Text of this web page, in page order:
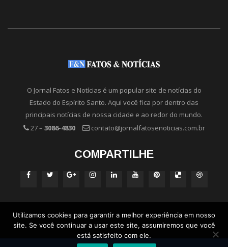
O Jornal Fatos e Notícias é um popular site de notícias do
Estado do Espírito Santo. Aqui você fica por dentro das
principais notícias de nossa cidade e ao redor do mundo.
27 – 3086-4830 contato@jornalfatosenoticias.com.br
COMPARTILHE
Utilizamos cookies para garantir a melhor experiência em nosso
site. Se você continuar a usar este site, assumiremos que você
está satisfeito com ele.